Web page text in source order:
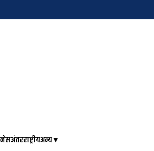
अंतरराष्ट्रीयअन्य▾